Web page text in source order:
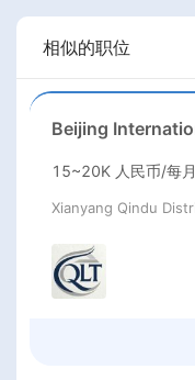
相似的职位
15~20K 人民币/每月